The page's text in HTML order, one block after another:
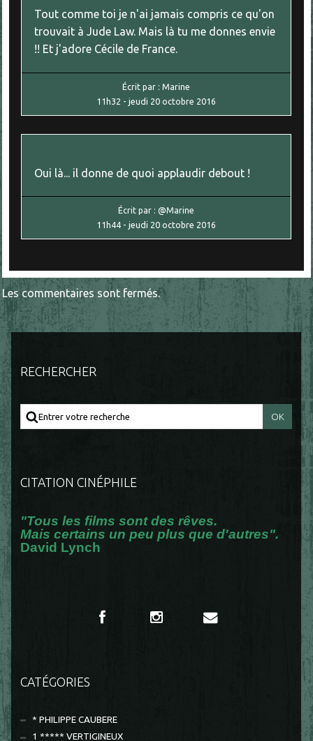
Tout comme toi je n'ai jamais compris ce qu'on
trouvait à Jude Law. Mais là tu me donnes envie
!! Et j'adore Cécile de France.
Écrit par :Marine
11h32 -jeudi 20 octobre 2016
Oui là... il donne de quoi applaudir debout !
Écrit par :@Marine
11h44 -jeudi 20 octobre 2016
Les commentaires sont fermés.
RECHERCHER
CITATION CINÉPHILE
"Tous les films sont des rêves.
Mais certains un peu plus que d'autres".
David Lynch
CATÉGORIES
* PHILIPPE CAUBERE
1 ***** VERTIGINEUX